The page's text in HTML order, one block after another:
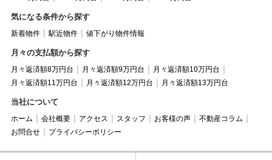
気になる条件から探す
新着物件 駅近物件 値下がり物件情報
月々の支払額から探す
月々返済額8万円台 月々返済額9万円台
月々返済額10万円台
月々返済額11万円台
月々返済額12万円台 月々返済額13万円台
当社について
ホーム 会社概要 アクセス スタッフ お客様の声
不動産コラム
お問合せ
プライバシーポリシー